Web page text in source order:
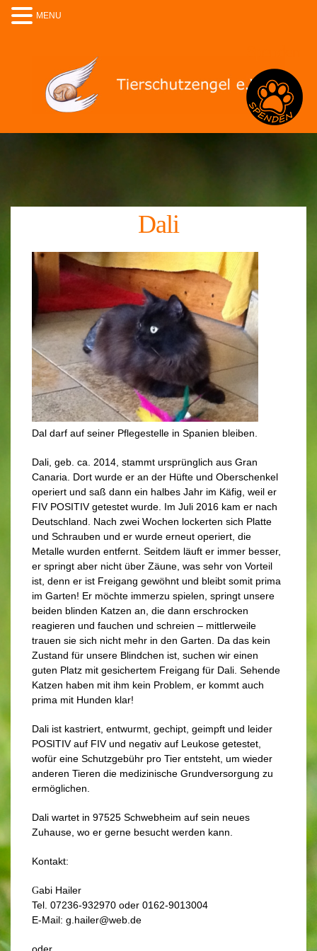
Dali
Dal darf auf seiner Pflegestelle in Spanien bleiben.
Dali, geb. ca. 2014, stammt ursprünglich aus Gran
Canaria. Dort wurde er an der Hüfte und Oberschenkel
operiert und saß dann ein halbes Jahr im Käfig, weil er
FIV POSITIV getestet wurde. Im Juli 2016 kam er nach
Deutschland. Nach zwei Wochen lockerten sich Platte
und Schrauben und er wurde erneut operiert, die
Metalle wurden entfernt. Seitdem läuft er immer besser,
er springt aber nicht über Zäune, was sehr von Vorteil
ist, denn er ist Freigang gewöhnt und bleibt somit prima
im Garten! Er möchte immerzu spielen, springt unsere
beiden blinden Katzen an, die dann erschrocken
reagieren und fauchen und schreien – mittlerweile
trauen sie sich nicht mehr in den Garten. Da das kein
Zustand für unsere Blindchen ist, suchen wir einen
guten Platz mit gesichertem Freigang für Dali. Sehende
Katzen haben mit ihm kein Problem, er kommt auch
prima mit Hunden klar!
Dali ist kastriert, entwurmt, gechipt, geimpft und leider
POSITIV auf FIV und negativ auf Leukose getestet,
wofür eine Schutzgebühr pro Tier entsteht, um wieder
anderen Tieren die medizinische Grundversorgung zu
ermöglichen.
Dali wartet in 97525 Schwebheim auf sein neues
Zuhause, wo er gerne besucht werden kann.
Kontakt:
Gabi Hailer
Tel. 07236-932970 oder 0162-9013004
E-Mail: g.hailer@web.de
MENU